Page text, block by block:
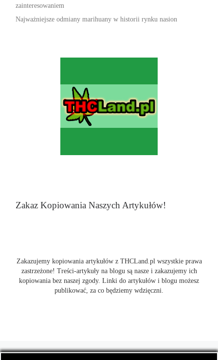
zainteresowaniem
Najważniejsze odmiany marihuany w historii rynku nasion
Zakaz Kopiowania Naszych Artykułów!
Zakazujemy kopiowania artykułów z THCLand.pl wszystkie prawa
zastrzeżone! Treści-artykuły na blogu są nasze i zakazujemy ich
kopiowania bez naszej zgody. Linki do artykułów i blogu możesz
publikować, za co będziemy wdzięczni.